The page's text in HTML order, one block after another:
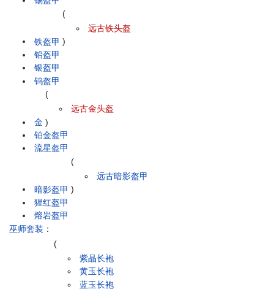
铁盔甲
(
远古铁头盔
)
铅盔甲
银盔甲
钨盔甲
金
(
远古金头盔
)
铂金盔甲
流星盔甲
暗影盔甲
(
远古暗影盔甲
)
猩红盔甲
熔岩盔甲
巫师套装 ：
(
紫晶长袍
黄玉长袍
蓝玉长袍